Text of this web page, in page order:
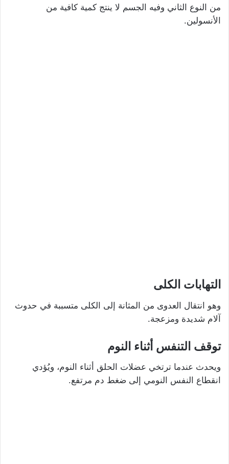
من النوع الثاني وفيه الجسم لا ينتج كمية كافية من
الأنسولين.
التهابات الكلى
وهو انتقال العدوى من المثانة إلى الكلى متسببة في حدوث
آلام شديدة ومزعجة.
توقف التنفس أثناء النوم
ويحدث عندما ترتخي عضلات الحلق أثناء النوم، ويُؤدي
انقطاع النفس النومي إلى ضغط دم مرتفع.